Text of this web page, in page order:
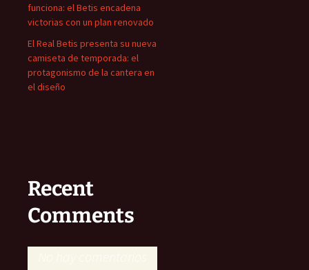
funciona: el Betis encadena
victorias con un plan renovado
El Real Betis presenta su nueva
camiseta de temporada: el
protagonismo de la cantera en
el diseño
Recent
Comments